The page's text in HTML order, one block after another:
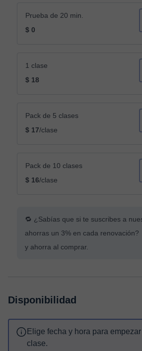
Prueba de 20 min.
$ 0
1 clase
$ 18
Pack de 5 clases
$ 17/clase
Pack de 10 clases
$ 16/clase
🔁 ¿Sabías que si te suscribes a
ahorras un 3% en cada
y ahorra al comprar.
Disponibilidad
Elige fecha y hora para
clase.